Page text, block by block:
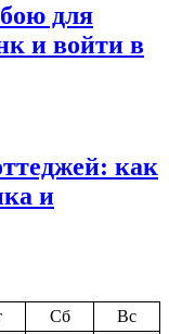
для
и войти в
как
и
Сб
Вс